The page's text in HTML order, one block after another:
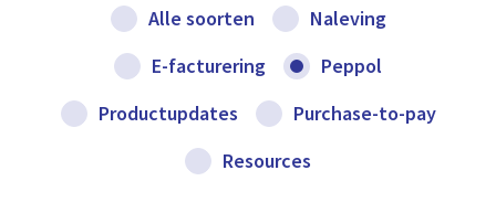
Alle soorten
Naleving
E-facturering
Peppol
Productupdates
Purchase-to-pay
Resources